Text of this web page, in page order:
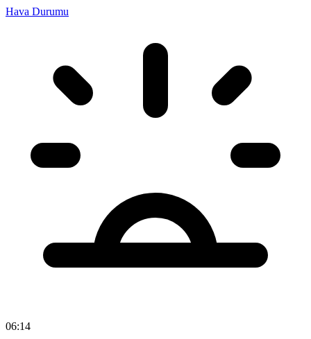
Hava Durumu
06:14